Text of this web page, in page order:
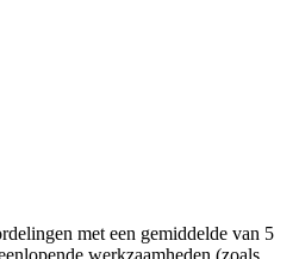
met een gemiddelde van 5
werkzaamheden (zoals